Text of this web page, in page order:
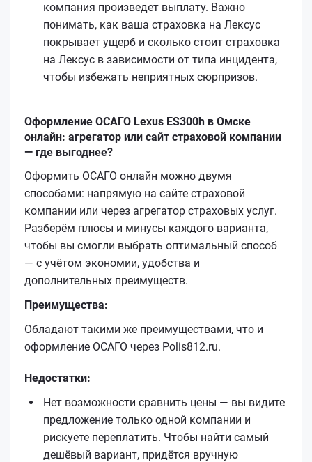
компания произведет выплату. Важно
понимать, как ваша страховка на Лексус
покрывает ущерб и сколько стоит страховка
на Лексус в зависимости от типа инцидента,
чтобы избежать неприятных сюрпризов.
Оформление ОСАГО Lexus ES300h в Омске
онлайн: агрегатор или сайт страховой компании
— где выгоднее?
Оформить ОСАГО онлайн можно двумя
способами: напрямую на сайте страховой
компании или через агрегатор страховых услуг.
Разберём плюсы и минусы каждого варианта,
чтобы вы смогли выбрать оптимальный способ
— с учётом экономии, удобства и
дополнительных преимуществ.
Преимущества:
Обладают такими же преимуществами, что и
оформление ОСАГО через Polis812.ru.
Недостатки:
Нет возможности сравнить цены — вы видите
предложение только одной компании и
рискуете переплатить. Чтобы найти самый
дешёвый вариант, придётся вручную